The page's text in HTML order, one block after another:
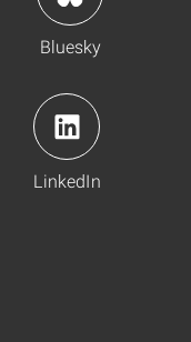
Bluesky
LinkedIn